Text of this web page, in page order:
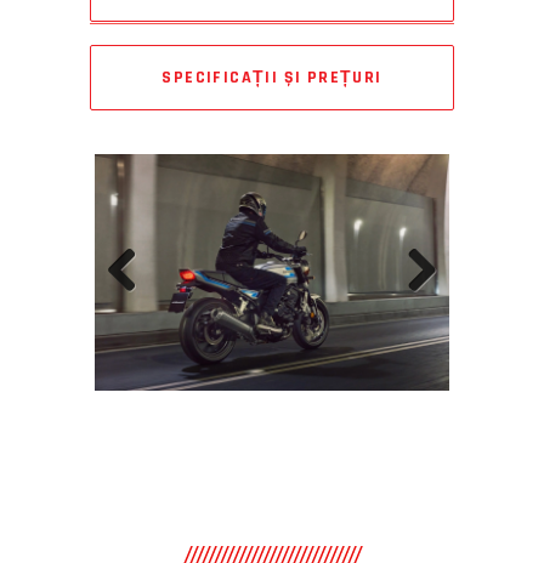
SPECIFICAȚII ȘI PREȚURI
Previous Next